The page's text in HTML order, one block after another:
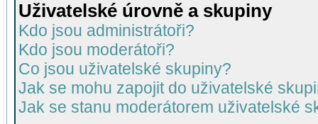
Uživatelské úrovně a skupiny
Kdo jsou administrátoři?
Kdo jsou moderátoři?
Co jsou uživatelské skupiny?
Jak se mohu zapojit do uživatelské
Jak se stanu moderátorem uživatelské